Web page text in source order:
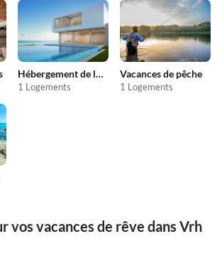
Hébergement de luxe
1 Logements
Vacances de pêche
1 Logements
vos vacances de rêve dans Vrh